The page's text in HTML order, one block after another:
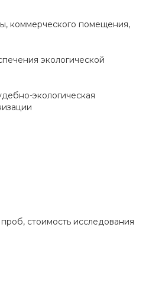
коммерческого помещения,
экологической
экологическая
стоимость исследования